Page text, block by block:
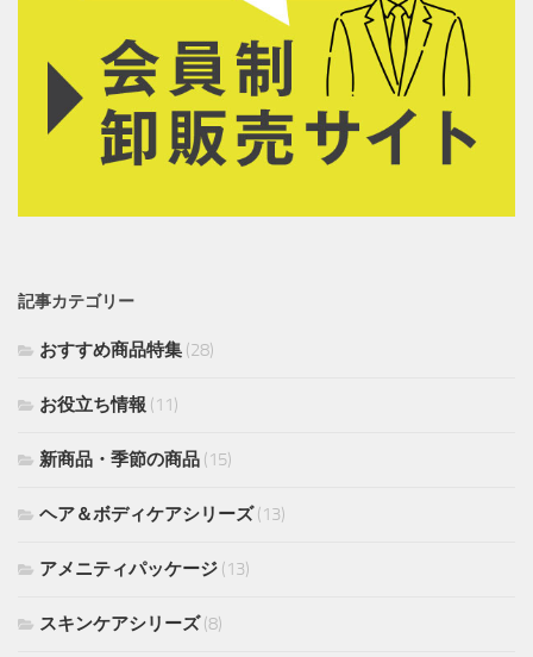
記事カテゴリー
おすすめ商品特集 (28)
お役立ち情報 (11)
新商品・季節の商品 (15)
ヘア＆ボディケアシリーズ(13)
アメニティパッケージ (13)
スキンケアシリーズ(8)